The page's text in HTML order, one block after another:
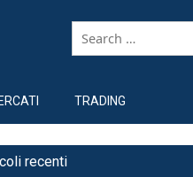
TRADING
recenti